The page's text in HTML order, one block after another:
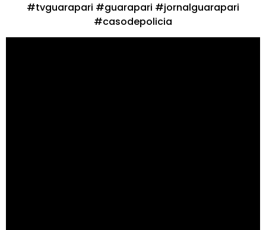
#tvguarapari #guarapari #jornalguarapari
#casodepolicia